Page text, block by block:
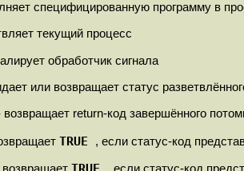
специфицированную программу в
текущий процесс
обработчик сигнала
или возвращает статус
возвращает return-код завершённого
TRUE , если статус-код
TRUE